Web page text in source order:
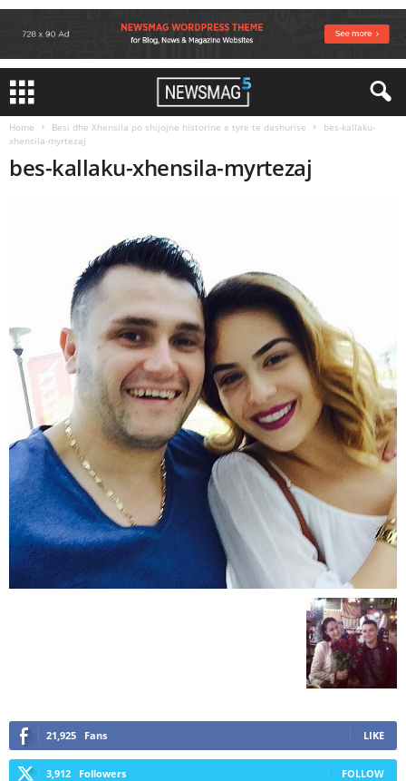
Home Besi dhe Xhensila po shijojne historine e tyre te dashurise
bes-kallaku-
xhensila-myrtezaj
bes-kallaku-xhensila-myrtezaj
21,925 Fans LIKE
3,912 Followers FOLLOW